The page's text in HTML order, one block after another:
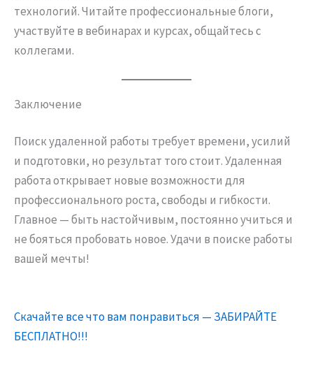
технологий. Читайте профессиональные блоги,
участвуйте в вебинарах и курсах, общайтесь с
коллегами.
Заключение
Поиск удаленной работы требует времени, усилий
и подготовки, но результат того стоит. Удаленная
работа открывает новые возможности для
профессионального роста, свободы и гибкости.
Главное — быть настойчивым, постоянно учиться и
не бояться пробовать новое. Удачи в поиске работы
вашей мечты!
Скачайте все что вам понравиться — ЗАБИРАЙТЕ
БЕСПЛАТНО!!!